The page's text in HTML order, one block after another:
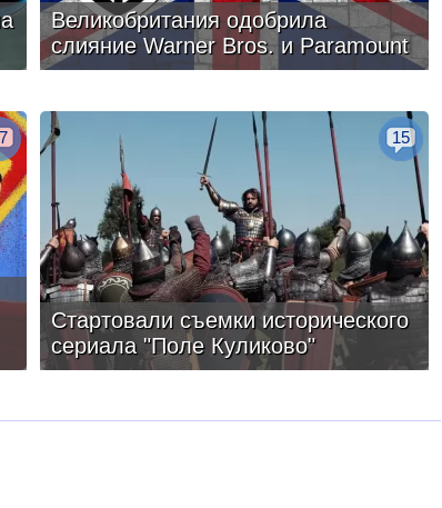
Великобритания одобрила
слияние Warner Bros. и Paramount
Стартовали съемки исторического
сериала "Поле Куликово"
15